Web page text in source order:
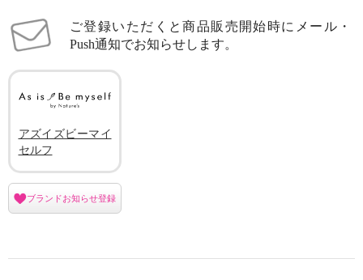
ご登録いただくと商品販売開始時にメール・
Push通知でお知らせします。
アズイズビーマイ
セルフ
ブランドお知らせ登録